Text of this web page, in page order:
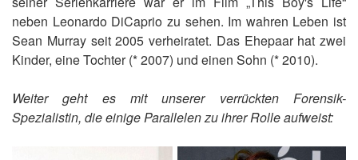
neben Leonardo DiCaprio zu sehen. Im wahren Leben ist
Sean Murray seit 2005 verheiratet. Das Ehepaar hat zwei
Kinder, eine Tochter (* 2007) und einen Sohn (* 2010).
Weiter geht es mit unserer verrückten Forensik-
Spezialistin, die einige Parallelen zu ihrer Rolle aufweist: